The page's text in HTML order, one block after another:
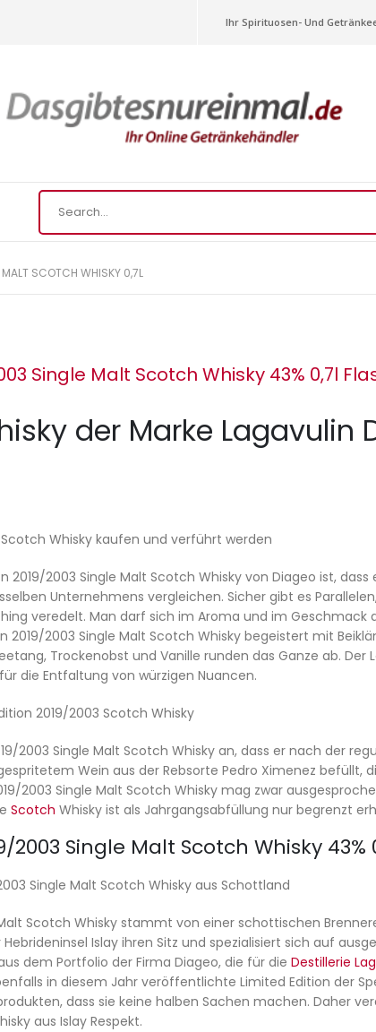
Ihr Spirituosen- Und
SCOTCH WHISKY 0,7L
Single Malt Scotch Whisky 43% 0,7l
der Marke Lagavulin
Whisky kaufen und verführt werden
2019/2003 Single Malt Scotch Whisky von Diageo ist,
Unternehmens vergleichen. Sicher gibt es
veredelt. Man darf sich im Aroma und im
2019/2003 Single Malt Scotch Whisky begeistert mit
Trockenobst und Vanille runden das Ganze ab. Der
die Entfaltung von würzigen Nuancen.
2019/2003 Scotch Whisky
2003 Single Malt Scotch Whisky an, dass er nach der
Wein aus der Rebsorte Pedro Ximenez befüllt,
2003 Single Malt Scotch Whisky mag zwar
Scotch Whisky ist als Jahrgangsabfüllung nur begrenzt
Single Malt Scotch Whisky 43%
Single Malt Scotch Whisky aus Schottland
Scotch Whisky stammt von einer schottischen
Islay ihren Sitz und spezialisiert sich auf
dem Portfolio der Firma Diageo, die für die Destillerie
in diesem Jahr veröffentlichte Limited Edition der
dass sie keine halben Sachen machen. Daher
aus Islay Respekt.